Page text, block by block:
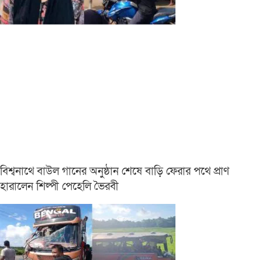
বিশ্বনাথে বাউল গানের অনুষ্ঠান শেষে বাড়ি ফেরার পথে প্রাণ
হারালেন শিল্পী পেহেলি ভৈরবী